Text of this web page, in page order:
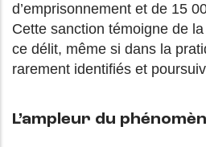
d’emprisonnement et de 15
Cette sanction témoigne de
ce délit, même si dans la
rarement identifiés et
L’ampleur du